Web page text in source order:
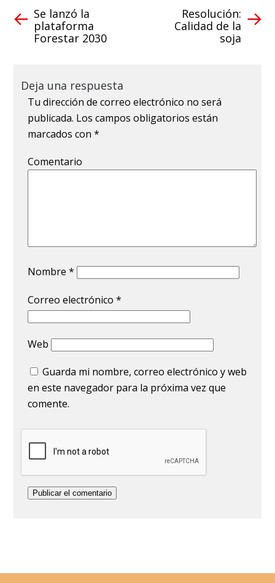
Se lanzó la
plataforma
Forestar 2030
Resolución:
Calidad de la
soja
Deja una respuesta
Tu dirección de correo electrónico no será
publicada. Los campos obligatorios están
marcados con*
Comentario
Nombre*
Correo electrónico*
Web
Guarda mi nombre, correo electrónico y web
en este navegador para la próxima vez que
comente.